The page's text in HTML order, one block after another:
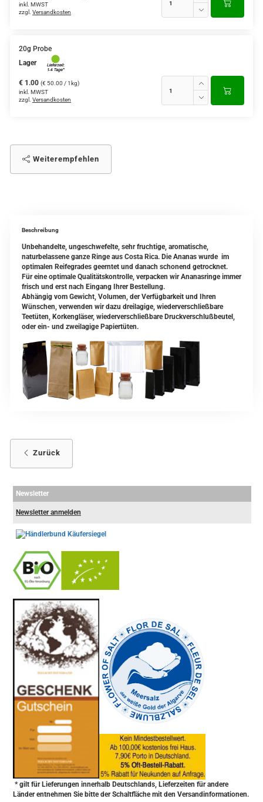
inkl. MWST
zzgl. Versandkosten
20g Probe
Lager
€ 1.00 (€ 50.00 / 1kg)
inkl. MWST
zzgl. Versandkosten
Weiterempfehlen
Beschreibung
Unbehandelte, ungeschwefelte, sehr fruchtige, aromatische,
naturbelassene ganze Ringe aus Costa Rica. Die Ananas wurde im
optimalen Reifegrades geerntet und danach schonend getrocknet.
Für eine optimale Qualitätskontrolle, verpacken wir Ananasringe immer
frisch und erst nach Eingang Ihrer Bestellung.
Abhängig vom Gewicht, Volumen, der Verfügbarkeit und Ihren
Wünschen, verwenden wir dazu dreilagige, wiederverschließbare
Teetüten, Korkengläser, wiederverschließbare Druckverschlußbeutel,
oder ein- und zweilagige Papiertüten.
Zurück
Newsletter
Newsletter anmelden
* gilt für Lieferungen innerhalb Deutschlands, Lieferzeiten für andere
Länder entnehmen Sie bitte der Schaltfläche mit den Versandinformationen.